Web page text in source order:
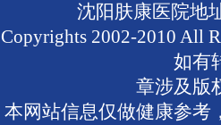
沈阳肤康医院地
Copyrights 2002-2010 All
如有
章涉及版
本网站信息仅做健康参考